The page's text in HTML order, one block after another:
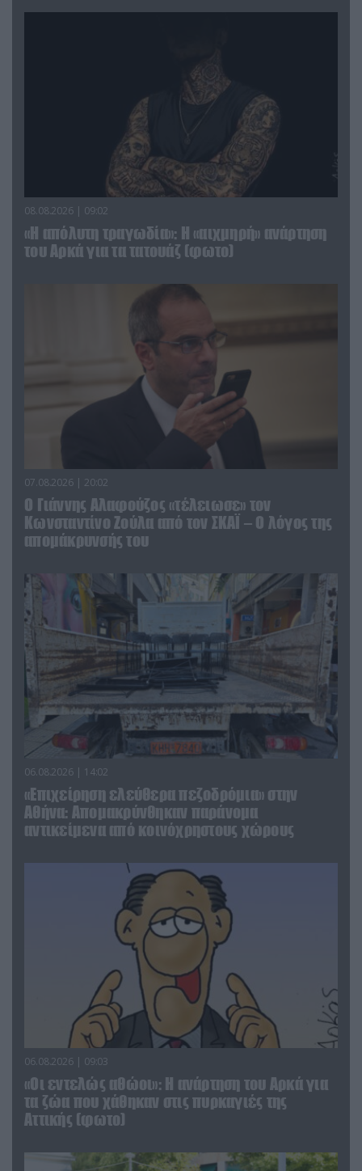
08.08.2026 | 09:02
«Η απόλυτη τραγωδία»: Η «αιχμηρή» ανάρτηση
του Αρκά για τα τατουάζ (φωτο)
07.08.2026 | 20:02
Ο Γιάννης Αλαφούζος «τέλειωσε» τον
Κωνσταντίνο Ζούλα από τον ΣΚΑΪ – Ο λόγος της
απομάκρυνσής του
06.08.2026 | 14:02
«Επιχείρηση ελεύθερα πεζοδρόμια» στην
Αθήνα: Απομακρύνθηκαν παράνομα
αντικείμενα από κοινόχρηστους χώρους
06.08.2026 | 09:03
«Οι εντελώς αθώοι»: Η ανάρτηση του Αρκά για
τα ζώα που χάθηκαν στις πυρκαγιές της
Αττικής (φωτο)